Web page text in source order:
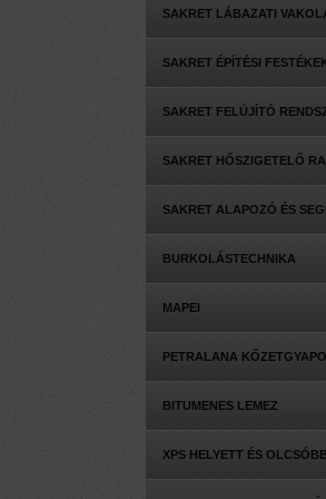
SAKRET LÁBAZATI
SAKRET ÉPÍTÉSI
SAKRET FELÚJÍTÓ
SAKRET HŐSZIGETELŐ
SAKRET ALAPOZÓ ÉS
BURKOLÁSTECHNIKA
MAPEI
PETRALANA
BITUMENES LEMEZ
XPS HELYETT ÉS